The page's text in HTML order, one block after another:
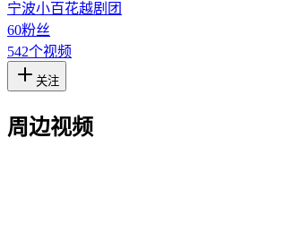
宁波小百花越剧团
60粉丝
542个视频
关注
周边视频